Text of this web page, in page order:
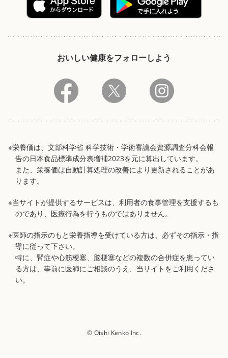
おいしい健康をフォローしよう
※栄養価は、文部科学省 科学技術・学術審議会資源調査分科会報
告の日本食品標準成分表増補2023を元に算出しています。
また、栄養価は自動計算処理の改善により更新されることがあ
ります。
※当サイトが提供するサービスは、利用者の食事管理を支援するも
のであり、医療行為を行うものではありません。
※医師の指示のもと栄養指導を受けている方は、必ずその指示・指
導に従って下さい。
特に、腎症や心筋梗塞、脳梗塞などの複数の合併症を患ってい
る方は、事前に医師にご相談のうえ、当サイトをご利用くださ
い。
© Oishi Kenko Inc.